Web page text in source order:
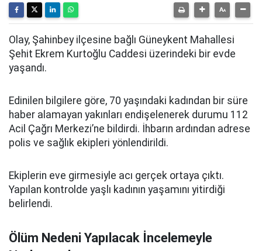
Olay, Şahinbey ilçesine bağlı Güneykent Mahallesi
Şehit Ekrem Kurtoğlu Caddesi üzerindeki bir evde
yaşandı.
Edinilen bilgilere göre, 70 yaşındaki kadından bir süre
haber alamayan yakınları endişelenerek durumu 112
Acil Çağrı Merkezi’ne bildirdi. İhbarın ardından adrese
polis ve sağlık ekipleri yönlendirildi.
Ekiplerin eve girmesiyle acı gerçek ortaya çıktı.
Yapılan kontrolde yaşlı kadının yaşamını yitirdiği
belirlendi.
Ölüm Nedeni Yapılacak İncelemeyle